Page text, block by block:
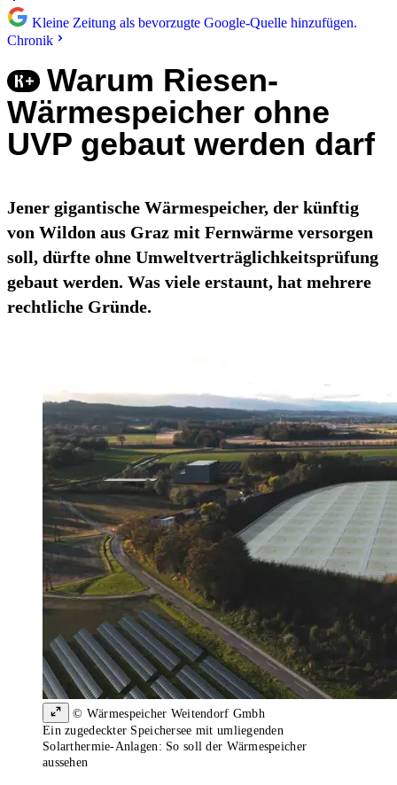
Kleine Zeitung als bevorzugte Google-Quelle hinzufügen.
Chronik
Warum Riesen-
Wärmespeicher ohne
UVP gebaut werden darf
Jener gigantische Wärmespeicher, der künftig
von Wildon aus Graz mit Fernwärme versorgen
soll, dürfte ohne Umweltverträglichkeitsprüfung
gebaut werden. Was viele erstaunt, hat mehrere
rechtliche Gründe.
© Wärmespeicher Weitendorf Gmbh
Ein zugedeckter Speichersee mit umliegenden
Solarthermie-Anlagen: So soll der Wärmespeicher
aussehen